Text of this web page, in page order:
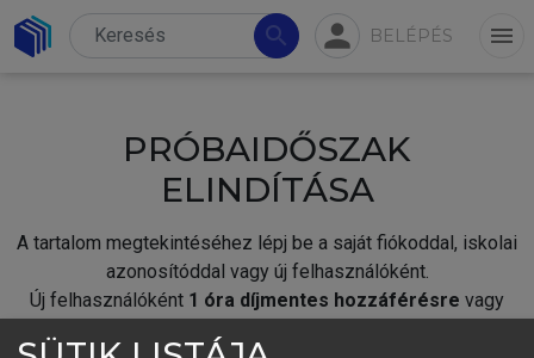
search person BELÉPÉS menu
PRÓBAIDŐSZAK
ELINDÍTÁSA
A tartalom megtekintéséhez lépj be a saját fiókoddal, iskolai
azonosítóddal vagy új felhasználóként.
Új felhasználóként 1 óra díjmentes hozzáférésre vagy